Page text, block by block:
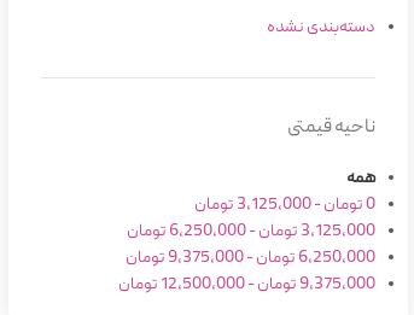
دسته‌بندی نشده
ناحیه قیمتی
همه
0تومان-
3,125,000 تومان
3,125,000 تومان-
6,250,000 تومان
6,250,000 تومان-
9,375,000 تومان
9,375,000 تومان-
12,500,000 تومان